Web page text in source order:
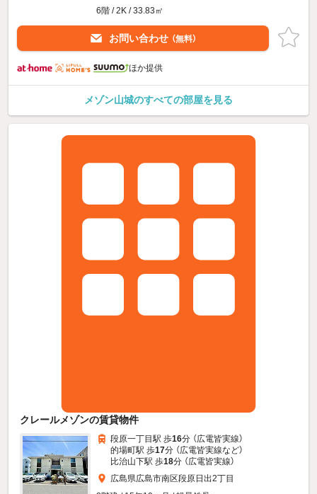
6階 / 2K / 33.83㎡
お問い合わせ （無料）
ほか提供
メゾン山城のすべての部屋を見る
クレールメゾンの賃貸物件
段原一丁目駅 歩16分 （広電皆実線）
的場町駅 歩17分 （広電皆実線など）
比治山下駅 歩18分 （広電皆実線）
広島県広島市南区段原日出2丁目